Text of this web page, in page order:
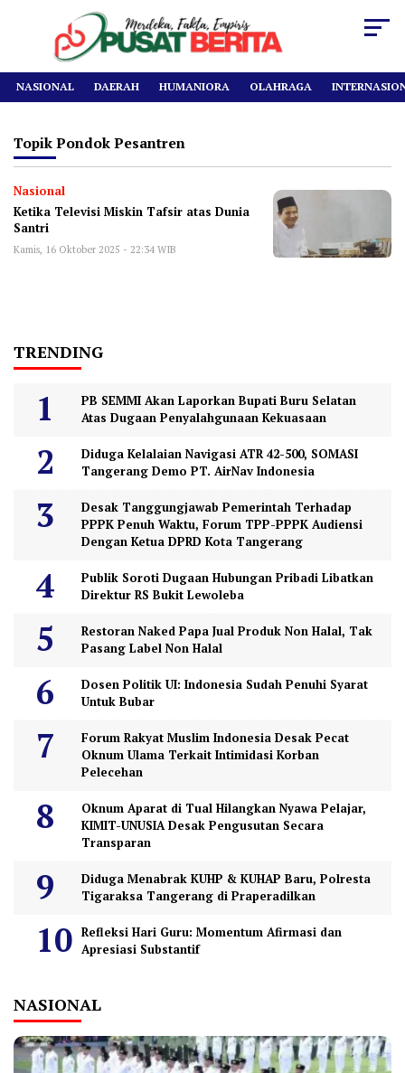
NASIONAL DAERAH HUMANIORA OLAHRAGA
Topik Pondok Pesantren
Nasional
Ketika Televisi Miskin Tafsir atas Dunia
Santri
Kamis, 16 Oktober 2025 - 22:34 WIB
TRENDING
PB SEMMI Akan Laporkan Bupati Buru Selatan
Atas Dugaan Penyalahgunaan Kekuasaan
Diduga Kelalaian Navigasi ATR 42-500, SOMASI
Tangerang Demo PT. AirNav Indonesia
Desak Tanggungjawab Pemerintah Terhadap
PPPK Penuh Waktu, Forum TPP-PPPK Audiensi
Dengan Ketua DPRD Kota Tangerang
Publik Soroti Dugaan Hubungan Pribadi Libatkan
Direktur RS Bukit Lewoleba
Restoran Naked Papa Jual Produk Non Halal, Tak
Pasang Label Non Halal
Dosen Politik UI: Indonesia Sudah Penuhi Syarat
Untuk Bubar
Forum Rakyat Muslim Indonesia Desak Pecat
Oknum Ulama Terkait Intimidasi Korban
Pelecehan
Oknum Aparat di Tual Hilangkan Nyawa Pelajar,
KIMIT-UNUSIA Desak Pengusutan Secara
Transparan
Diduga Menabrak KUHP & KUHAP Baru, Polresta
Tigaraksa Tangerang di Praperadilkan
Refleksi Hari Guru: Momentum Afirmasi dan
Apresiasi Substantif
NASIONAL